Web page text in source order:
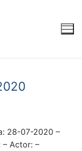
28-07-2020 –
– Actor: –